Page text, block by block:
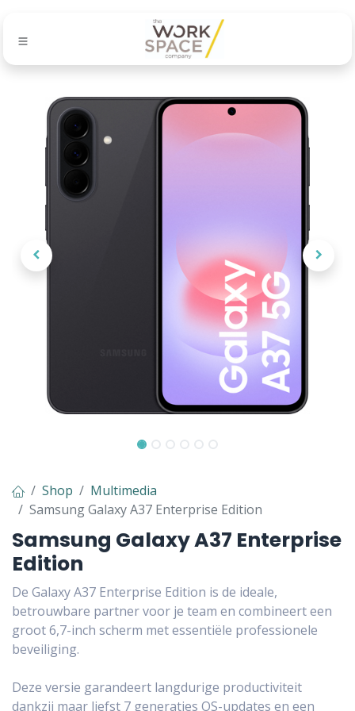
Shop
Multimedia
Samsung Galaxy A37 Enterprise Edition
Samsung Galaxy A37 Enterprise
Edition
De Galaxy A37 Enterprise Edition is de ideale,
betrouwbare partner voor je team en combineert een
groot 6,7-inch scherm met essentiële professionele
beveiliging.
Deze versie garandeert langdurige productiviteit
dankzij maar liefst 7 generaties OS-updates en een